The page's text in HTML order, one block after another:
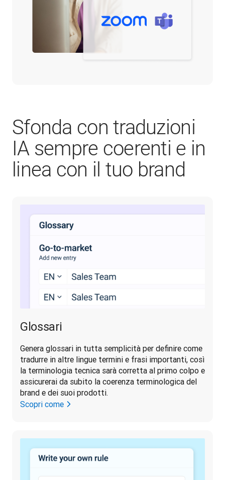
Sfonda con traduzioni
IA sempre coerenti e in
linea con il tuo brand
Glossari
Genera glossari in tutta semplicità per definire come
tradurre in altre lingue termini e frasi importanti, così
la terminologia tecnica sarà corretta al primo colpo e
assicurerai da subito la coerenza terminologica del
brand e dei suoi prodotti.
Scopri come